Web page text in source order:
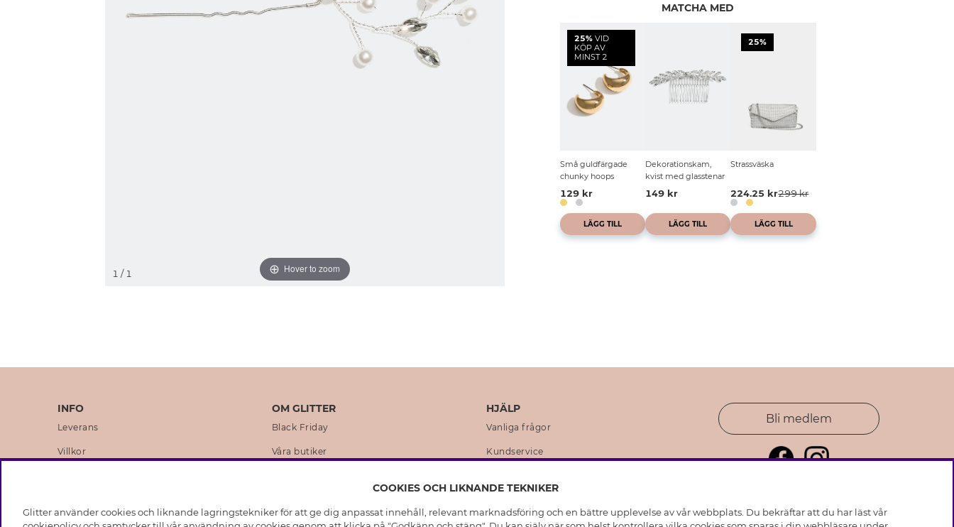
Hover to zoom
1 / 1
MATCHA MED
25%VID
KÖP AV
MINST 2
Små guldfärgade
chunky hoops
129 kr
LÄGG TILL
Dekorationskam,
kvist med glasstenar
149 kr
LÄGG TILL
25%
Strassväska
224.25 kr299 kr
LÄGG TILL
INFO
Leverans
Villkor
Medlemsvillkor
OM GLITTER
Black Friday
Våra butiker
Hållbarhet
HJÄLP
Vanliga frågor
Kundservice
Skötselråd skinnhandskar
Bli medlem
COOKIES OCH LIKNANDE TEKNIKER
Glitter använder cookies och liknande lagringstekniker för att ge dig anpassat innehåll, relevant marknadsföring och en bättre upplevelse av vår webbplats. Du bekräftar att du har läst vår